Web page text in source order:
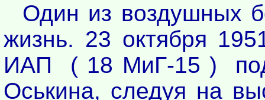
Один из воздушных
жизнь. 23 октября
ИАП ( 18 МиГ-15 )
Оськина, следуя на